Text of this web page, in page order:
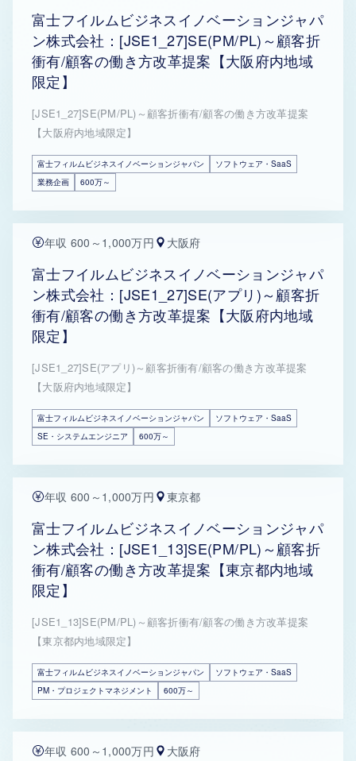
富士フイルムビジネスイノベーションジャパ
ン株式会社：[JSE1_27]SE(PM/PL)～顧客折
衝有/顧客の働き方改革提案【大阪府内地域
限定】
[JSE1_27]SE(PM/PL)～顧客折衝有/顧客の働き方改革提案
【大阪府内地域限定】
富士フィルムビジネスイノベーションジャパン
ソフトウェア・SaaS
業務企画
600万～
年収 600～1,000万円 大阪府
富士フイルムビジネスイノベーションジャパ
ン株式会社：[JSE1_27]SE(アプリ)～顧客折
衝有/顧客の働き方改革提案【大阪府内地域
限定】
[JSE1_27]SE(アプリ)～顧客折衝有/顧客の働き方改革提案
【大阪府内地域限定】
富士フィルムビジネスイノベーションジャパン
ソフトウェア・SaaS
SE・システムエンジニア
600万～
年収 600～1,000万円 東京都
富士フイルムビジネスイノベーションジャパ
ン株式会社：[JSE1_13]SE(PM/PL)～顧客折
衝有/顧客の働き方改革提案【東京都内地域
限定】
[JSE1_13]SE(PM/PL)～顧客折衝有/顧客の働き方改革提案
【東京都内地域限定】
富士フィルムビジネスイノベーションジャパン
ソフトウェア・SaaS
PM・プロジェクトマネジメント
600万～
年収 600～1,000万円 大阪府